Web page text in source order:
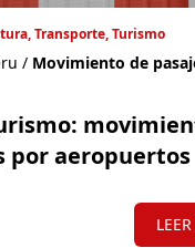
Transporte, Turismo
/ Movimiento de
por aeropuertos